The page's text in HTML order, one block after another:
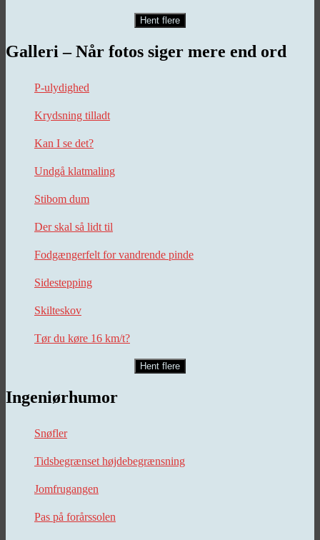
Hent flere
Galleri – Når fotos siger mere end ord
P-ulydighed
Krydsning tilladt
Kan I se det?
Undgå klatmaling
Stibom dum
Der skal så lidt til
Fodgængerfelt for vandrende pinde
Sidestepping
Skilteskov
Tør du køre 16 km/t?
Hent flere
Ingeniørhumor
Snøfler
Tidsbegrænset højdebegrænsning
Jomfrugangen
Pas på forårssolen